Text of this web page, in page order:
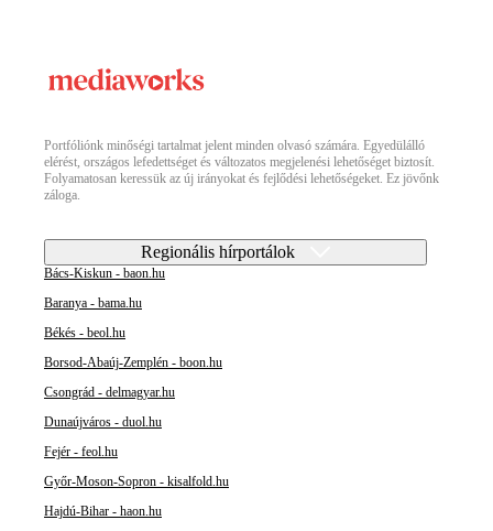
Portfóliónk minőségi tartalmat jelent minden olvasó számára. Egyedülálló
elérést, országos lefedettséget és változatos megjelenési lehetőséget biztosít.
Folyamatosan keressük az új irányokat és fejlődési lehetőségeket. Ez jövőnk
záloga.
Regionális hírportálok
Bács-Kiskun - baon.hu
Baranya - bama.hu
Békés - beol.hu
Borsod-Abaúj-Zemplén - boon.hu
Csongrád - delmagyar.hu
Dunaújváros - duol.hu
Fejér - feol.hu
Győr-Moson-Sopron - kisalfold.hu
Hajdú-Bihar - haon.hu